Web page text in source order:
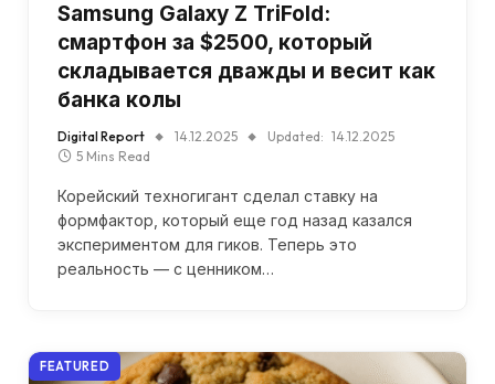
Samsung Galaxy Z TriFold:
смартфон за $2500, который
складывается дважды и весит как
банка колы
Digital Report 14.12.2025 Updated: 14.12.2025
5 Mins Read
Корейский техногигант сделал ставку на
формфактор, который еще год назад казался
экспериментом для гиков. Теперь это
реальность — с ценником…
FEATURED